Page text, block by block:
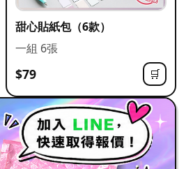
甜心貼紙包（6款）
一組 6張
$79 🛒